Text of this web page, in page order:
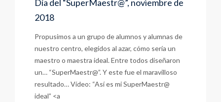
Día del “SuperMaestr@”, noviembre de
2018
Propusimos a un grupo de alumnos y alumnas de
nuestro centro, elegidos al azar, cómo sería un
maestro o maestra ideal. Entre todos diseñaron
un… “SuperMaestr@”. Y este fue el maravilloso
resultado… Vídeo: “Así es mi SuperMaestr@
ideal” <a